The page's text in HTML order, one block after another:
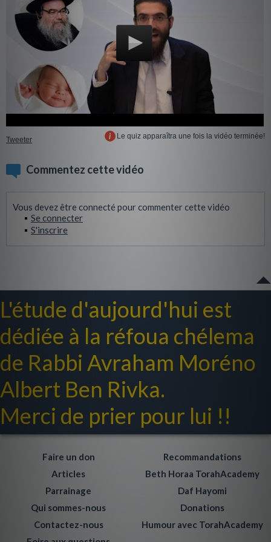
Tweeter Le quiz apparaîtra une fois la vidéo terminée!
Commentez cette vidéo
Vous devez être connecté pour commenter cette vidéo
Se connecter
S'inscrire
L'étude d'aujourd'hui est
dédiée à la réfoua chélema
de Rabbi Avraham Moréno
Albert Ben Rivka.
Merci de prier pour lui !!
Faire un don
Articles
Parrainage
Qui sommes-nous
Contactez-nous
Recommandations
Beth Horaa TorahAcademy
Daf Hayomi
Donations
Humour avec TorahAcademy